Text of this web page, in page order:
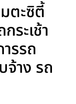
ตะซิตี้
ระเช้า
รรถ
จ้าง รถ